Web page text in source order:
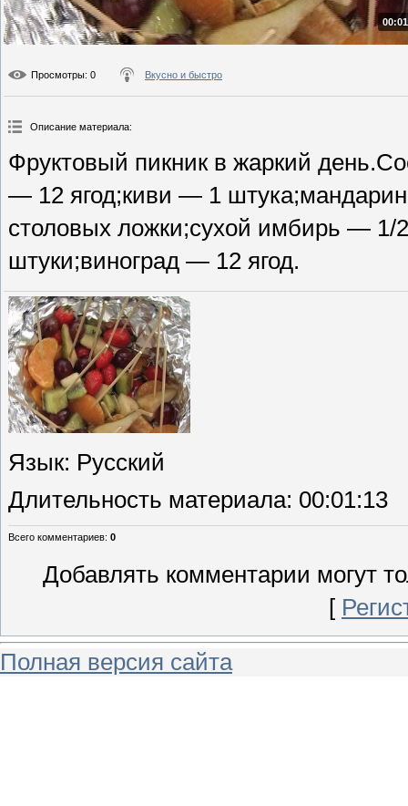
Просмотры: 0 Вкусно и быстро
Описание материала:
Фруктовый пикник в жаркий
— 12 ягод;киви — 1
столовых ложки;сухой имбирь — 1/
штуки;виноград — 12 ягод.
Язык: Русский
Длительность материала: 00:01:13
Всего комментариев: 0
Добавлять комментарии могут
[
Полная версия сайта